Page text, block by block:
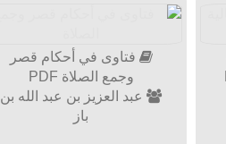
فتاوى في أحكام قصر
وجمع الصلاة PDF
عبد العزيز بن عبد الله بن
باز